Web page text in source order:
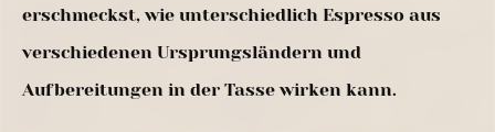
erschmeckst, wie unterschiedlich Espresso aus
verschiedenen Ursprungsländern und
Aufbereitungen in der Tasse wirken kann.